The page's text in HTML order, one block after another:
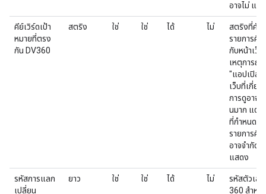
อาจไม่ แย
คีย์เวิร์ดเป้า
หมายที่ตรง
กัน DV360
สตริง ใช่ ใช่ ได้ ไม่
สตริงที่คั่น
รายการคีย์
กับหน้าเว็
เหตุการณ์
"แอปเปิล,
เว็บที่เกี่ย
การดูอาจ
นมาก แต่จ
ที่กําหนดเป้
รายการคีย์
อาจจํากัดจํ
แสดง
รหัสการแลก
เปลี่ยน
ยาว ใช่ ใช่ ได้ ไม่
รหัสตัวเล
360 สำหรั